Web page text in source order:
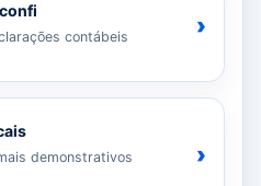
contábeis ›
demonstrativos
›